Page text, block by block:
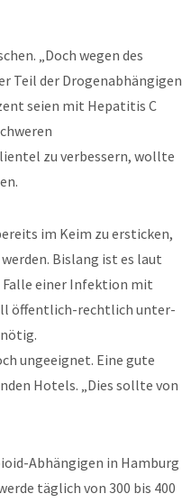
„Doch wegen des
Teil der Drogenabhängigen
seien mit Hepatitis C
zu verbessern, wollte
im Keim zu ersticken,
Bislang ist es laut
Falle einer Infektion mit
öffentlich-rechtlich unter-
ungeeignet. Eine gute
Hotels. „Dies sollte von
Abhängigen in Hamburg
täglich von 300 bis 400